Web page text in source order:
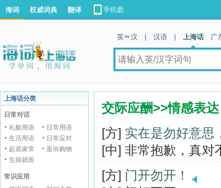
海词 权威词典 翻译
英 汉 | 汉语 | 上海话 广
上海话分类
日常对话
礼貌用语
日常用语
生活用语
日常应对
起居家常
逛街购物
生病就医
常识应用
交际应酬>>情感表达
[方] 实在是勿好意思
[中] 非常抱歉，真对
[方] 门开勿开！